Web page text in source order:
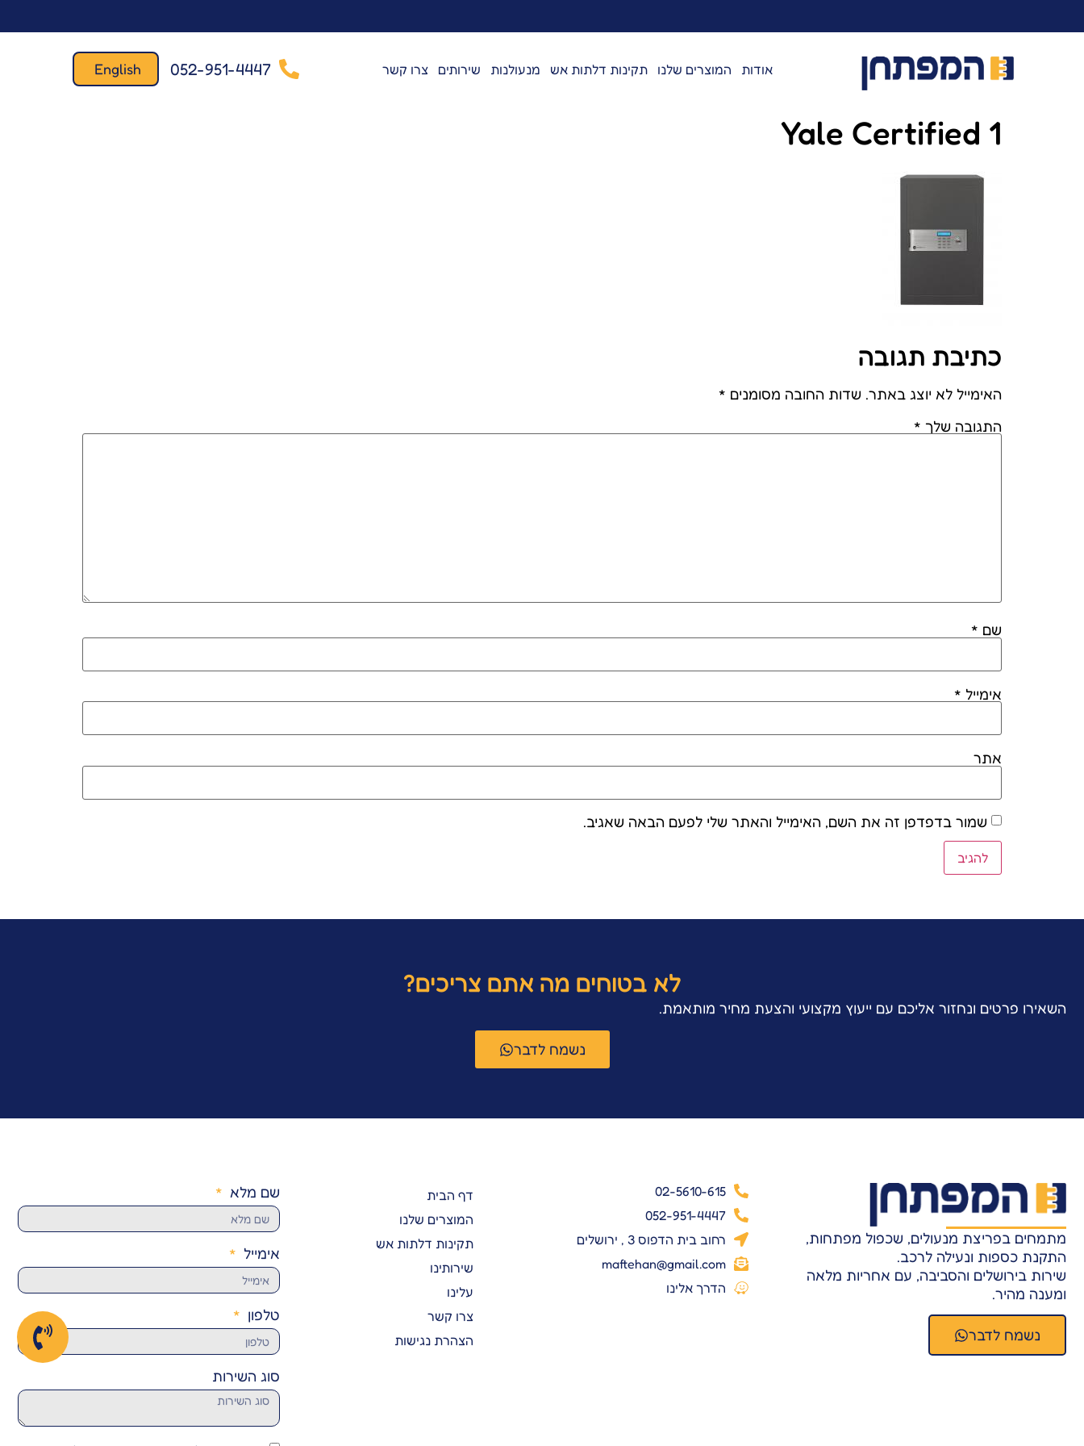
אודות המוצרים שלנו תקינות דלתות אש מנעולנות שירותים צרו קשר 052-951-4447
English
Yale Certified 1
כתיבת תגובה
האימייל לא יוצג באתר. שדות החובה מסומנים *
התגובה שלך *
שם *
אימייל *
אתר
שמור בדפדפן זה את השם, האימייל והאתר שלי לפעם הבאה שאגיב.
לא בטוחים מה אתם צריכים?
השאירו פרטים ונחזור אליכם עם ייעוץ מקצועי והצעת מחיר מותאמת.
נשמח לדבר
מתמחים בפריצת מנעולים, שכפול מפתחות,
התקנת כספות ונעילה לרכב.
שירות בירושלים והסביבה, עם אחריות מלאה
ומענה מהיר.
נשמח לדבר
02-5610-615
052-951-4447
רחוב בית הדפוס 3 , ירושלים
maftehan@gmail.com
הדרך אלינו
דף הבית
המוצרים שלנו
תקינות דלתות אש
שירותינו
עלינו
צרו קשר
הצהרת נגישות
שם מלא
אימייל
טלפון
סוג השירות